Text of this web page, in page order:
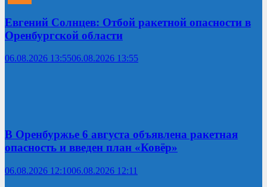
Евгений Солнцев: Отбой ракетной опасности в
Оренбургской области
06.08.2026 13:5506.08.2026 13:55
В Оренбуржье 6 августа объявлена ракетная
опасность и введен план «Ковёр»
06.08.2026 12:1006.08.2026 12:11